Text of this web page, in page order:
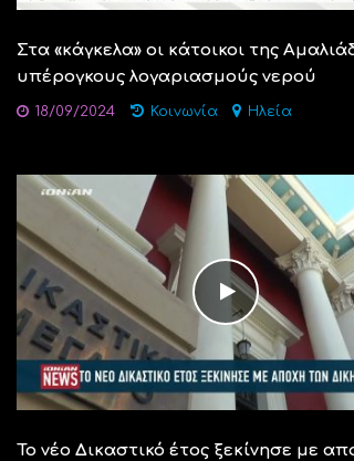
Στα «κάγκελα» οι κάτοικοι της
υπέρογκους λογαριασμούς νερού
18/09/2024 Κοινωνία Ηλεία
Το νέο Δικαστικό έτος ξεκίνησε με